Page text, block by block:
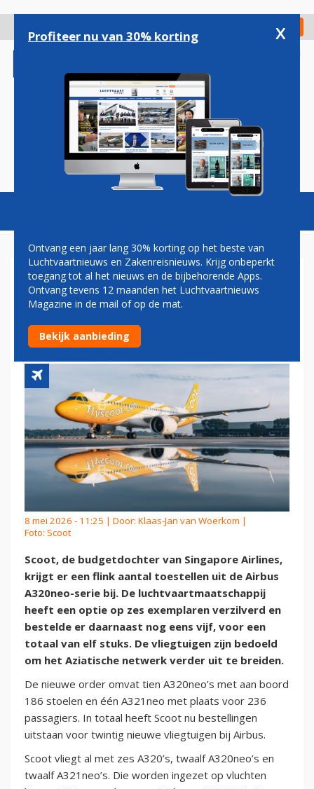
gaan
Check in
Magazine Podcasts Vacatures
PRIJSVECHTER SCOOT BREIDT
REGIONALE AIRBUS-VLOOT
UIT MET NIEUWE ORDER
8 mei 2026 - 11:25 | Door: Klaas-Jan van Woerkom |
Foto: Scoot
Scoot, de budgetdochter van Singapore Airlines,
krijgt er een flink aantal toestellen uit de Airbus
A320neo-serie bij. De luchtvaartmaatschappij
heeft een optie op zes exemplaren verzilverd en
bestelde er daarnaast nog eens vijf, voor een
totaal van elf stuks. De vliegtuigen zijn bedoeld
om het Aziatische netwerk verder uit te breiden.
De nieuwe order omvat tien A320neo’s met aan boord
186 stoelen en één A321neo met plaats voor 236
passagiers. In totaal heeft Scoot nu bestellingen
uitstaan voor twintig nieuwe vliegtuigen bij Airbus.
Scoot vliegt al met zes A320’s, twaalf A320neo’s en
twaalf A321neo’s. Die worden ingezet op vluchten
Profiteer nu van 30% korting x
Ontvang een jaar lang 30% korting op het beste van
Luchtvaartnieuws en Zakenreisnieuws. Krijg onbeperkt
toegang tot al het nieuws en de bijbehorende Apps.
Ontvang tevens 12 maanden het Luchtvaartnieuws
Magazine in de mail of op de mat.
Bekijk aanbieding